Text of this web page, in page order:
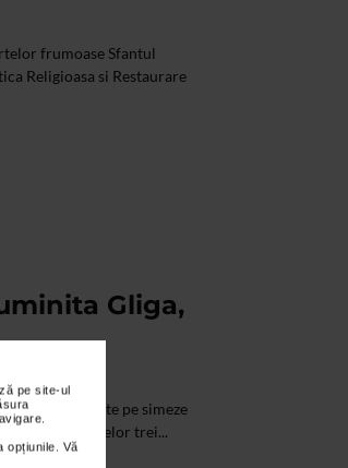
pe site-ul
opțiunile. Vă
frumoase Sfantul
Religioasa si Restaurare
Gliga,
sunt reunite pe simeze
si sculpturile celor trei...